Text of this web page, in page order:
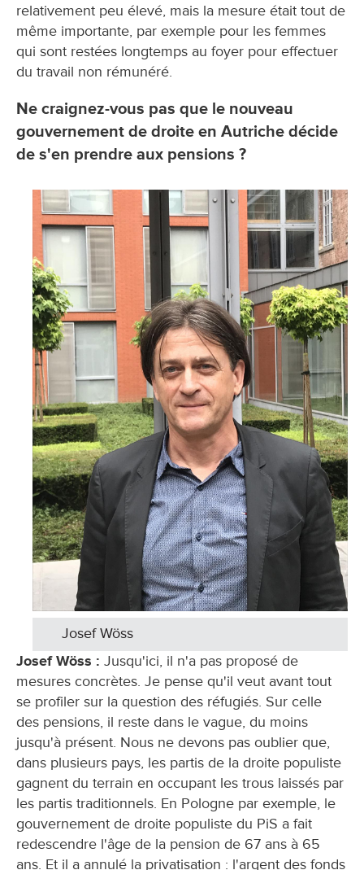
relativement peu élevé, mais la mesure était tout de
même importante, par exemple pour les femmes
qui sont restées longtemps au foyer pour effectuer
du travail non rémunéré.
Ne craignez-vous pas que le nouveau
gouvernement de droite en Autriche décide
de s'en prendre aux pensions ?
Josef Wöss
Josef Wöss : Jusqu'ici, il n'a pas proposé de
mesures concrètes. Je pense qu'il veut avant tout
se profiler sur la question des réfugiés. Sur celle
des pensions, il reste dans le vague, du moins
jusqu'à présent. Nous ne devons pas oublier que,
dans plusieurs pays, les partis de la droite populiste
gagnent du terrain en occupant les trous laissés par
les partis traditionnels. En Pologne par exemple, le
gouvernement de droite populiste du PiS a fait
redescendre l'âge de la pension de 67 ans à 65
ans. Et il a annulé la privatisation : l'argent des fonds